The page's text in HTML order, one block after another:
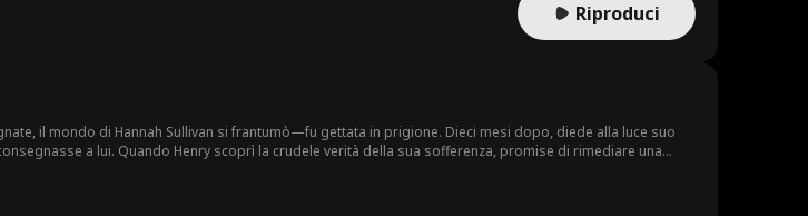
Riproduci
il mondo di Hannah Sullivan si frantumò—fu gettata in prigione. Dieci mesi dopo, diede alla luce suo
a lui. Quando Henry scoprì la crudele verità della sua sofferenza, promise di rimediare una